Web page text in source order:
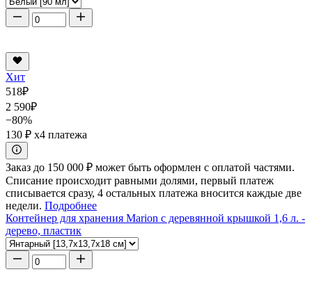
Хит
518₽
2 590₽
−80%
130 ₽ x4 платежа
Заказ до 150 000 ₽ может быть оформлен с оплатой частями.
Списание происходит равными долями, первый платеж
списывается сразу, 4 остальных платежа вносится каждые две
недели. Подробнее
Контейнер для хранения Marion с деревянной крышкой 1,6 л. -
дерево, пластик